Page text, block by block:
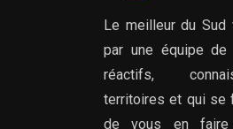
Le meilleur du
par une équipe de
réactifs,
territoires et qui se
de vous en faire